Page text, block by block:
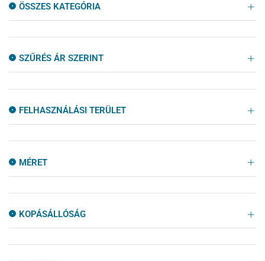
ÖSSZES KATEGÓRIA
SZŰRÉS ÁR SZERINT
FELHASZNÁLÁSI TERÜLET
MÉRET
KOPÁSÁLLÓSÁG